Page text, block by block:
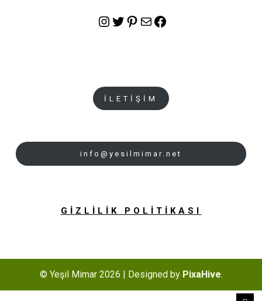
Instagram
Twitter
Pinterest
E-postaFacebook
İLETİŞİM
info@yesilmimar.net
GİZLİLİK POLİTİKASI
© Yeşil Mimar 2026 | Designed by PixaHive.